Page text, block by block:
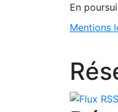
En
Mentions